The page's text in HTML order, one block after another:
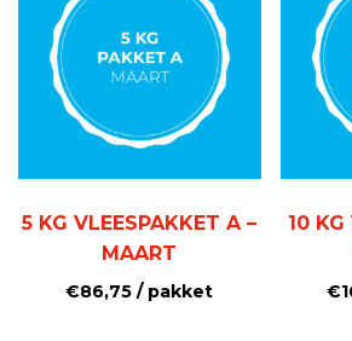
5 KG VLEESPAKKET A –
MAART
€86,75 / pakket
10 KG
€